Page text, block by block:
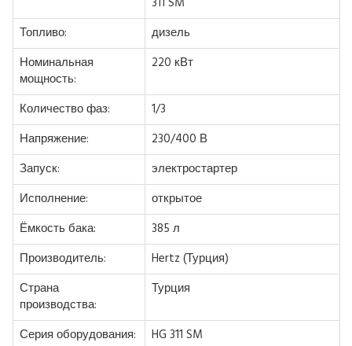
Топливо:
дизель
Номинальная
мощность:
220 кВт
Количество фаз:
1/3
Напряжение:
230/400 В
Запуск:
электростартер
Исполнение:
открытое
Ёмкость бака:
385 л
Производитель:
Hertz (Турция)
Страна
производства:
Турция
Серия оборудования: HG 311 SM